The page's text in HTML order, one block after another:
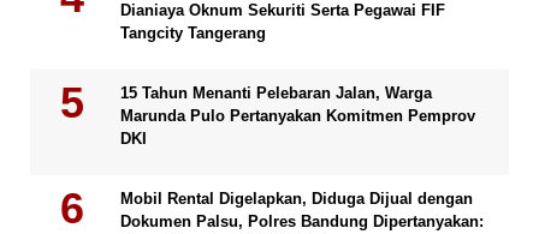
Dianiaya Oknum Sekuriti Serta Pegawai FIF
Tangcity Tangerang
15 Tahun Menanti Pelebaran Jalan, Warga
Marunda Pulo Pertanyakan Komitmen Pemprov
DKI
Mobil Rental Digelapkan, Diduga Dijual dengan
Dokumen Palsu, Polres Bandung Dipertanyakan: